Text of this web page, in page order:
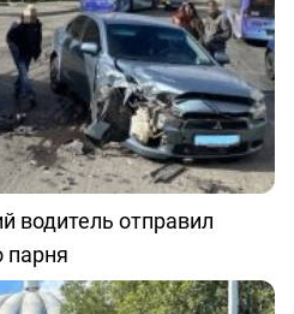
водитель отправил
парня